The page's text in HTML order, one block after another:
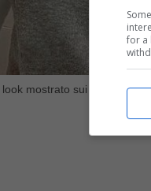
mostrato sui social
for a